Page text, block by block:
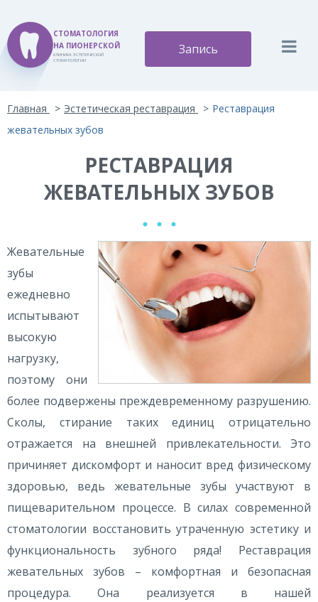
СТОМАТОЛОГИЯ
НА ПИОНЕРСКОЙ
КЛИНИКА ЭСТЕТИЧЕСКОЙ
СТОМАТОЛОГИИ
Запись
Главная Эстетическая реставрация
Реставрация
жевательных зубов
РЕСТАВРАЦИЯ
ЖЕВАТЕЛЬНЫХ ЗУБОВ
Жевательные
зубы
ежедневно
испытывают
высокую
нагрузку,
поэтому они
более подвержены преждевременному разрушению.
Сколы, стирание таких единиц отрицательно
отражается на внешней привлекательности. Это
причиняет дискомфорт и наносит вред физическому
здоровью, ведь жевательные зубы участвуют в
пищеварительном процессе. В силах современной
стоматологии восстановить утраченную эстетику и
функциональность зубного ряда! Реставрация
жевательных зубов – комфортная и безопасная
процедура. Она реализуется в нашей
ВыклРазмер шрифта: A A A Цветовая схема: